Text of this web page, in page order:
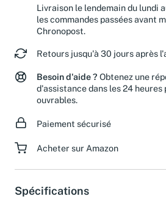
Livraison le lendemain du lundi
les commandes passées avant
Chronopost.
Retours jusqu'à 30 jours après
Besoin d'aide ? Obtenez une
d'assistance dans les 24 heures
ouvrables.
Paiement sécurisé
Acheter sur Amazon
Spécifications